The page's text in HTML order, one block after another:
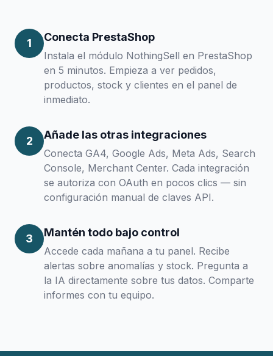
1 Conecta PrestaShop
Instala el módulo NothingSell en PrestaShop
en 5 minutos. Empieza a ver pedidos,
productos, stock y clientes en el panel de
inmediato.
2 Añade las otras integraciones
Conecta GA4, Google Ads, Meta Ads, Search
Console, Merchant Center. Cada integración
se autoriza con OAuth en pocos clics — sin
configuración manual de claves API.
3 Mantén todo bajo control
Accede cada mañana a tu panel. Recibe
alertas sobre anomalías y stock. Pregunta a
la IA directamente sobre tus datos. Comparte
informes con tu equipo.